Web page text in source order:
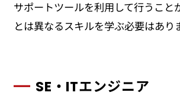
サポートツールを利用して行うこと
とは異なるスキルを学ぶ必要はあり
SE・ITエンジニア